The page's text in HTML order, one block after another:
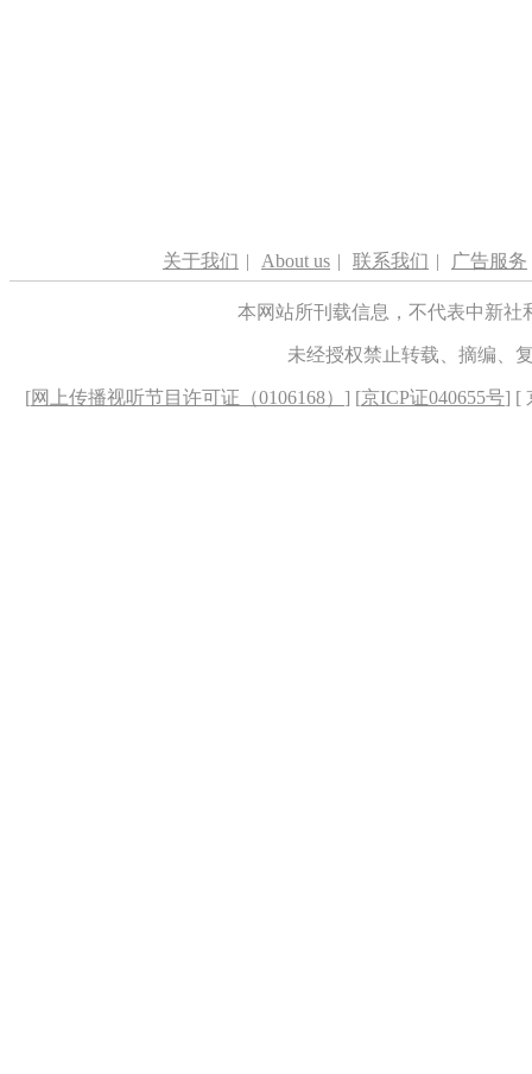
关于我们 | About us | 联系我们 | 广告服务
本网站所刊载信息，不代表中新
未经授权禁止转载、摘编、
[网上传播视听节目许可证（0106168） ] [京ICP证040655号] [